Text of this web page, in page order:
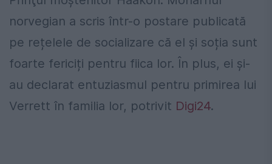
norvegian a scris într-o postare publicată
pe rețelele de socializare că el și soția sunt
foarte fericiți pentru fiica lor. În plus, ei și-
au declarat entuziasmul pentru primirea lui
Verrett în familia lor, potrivit Digi24.